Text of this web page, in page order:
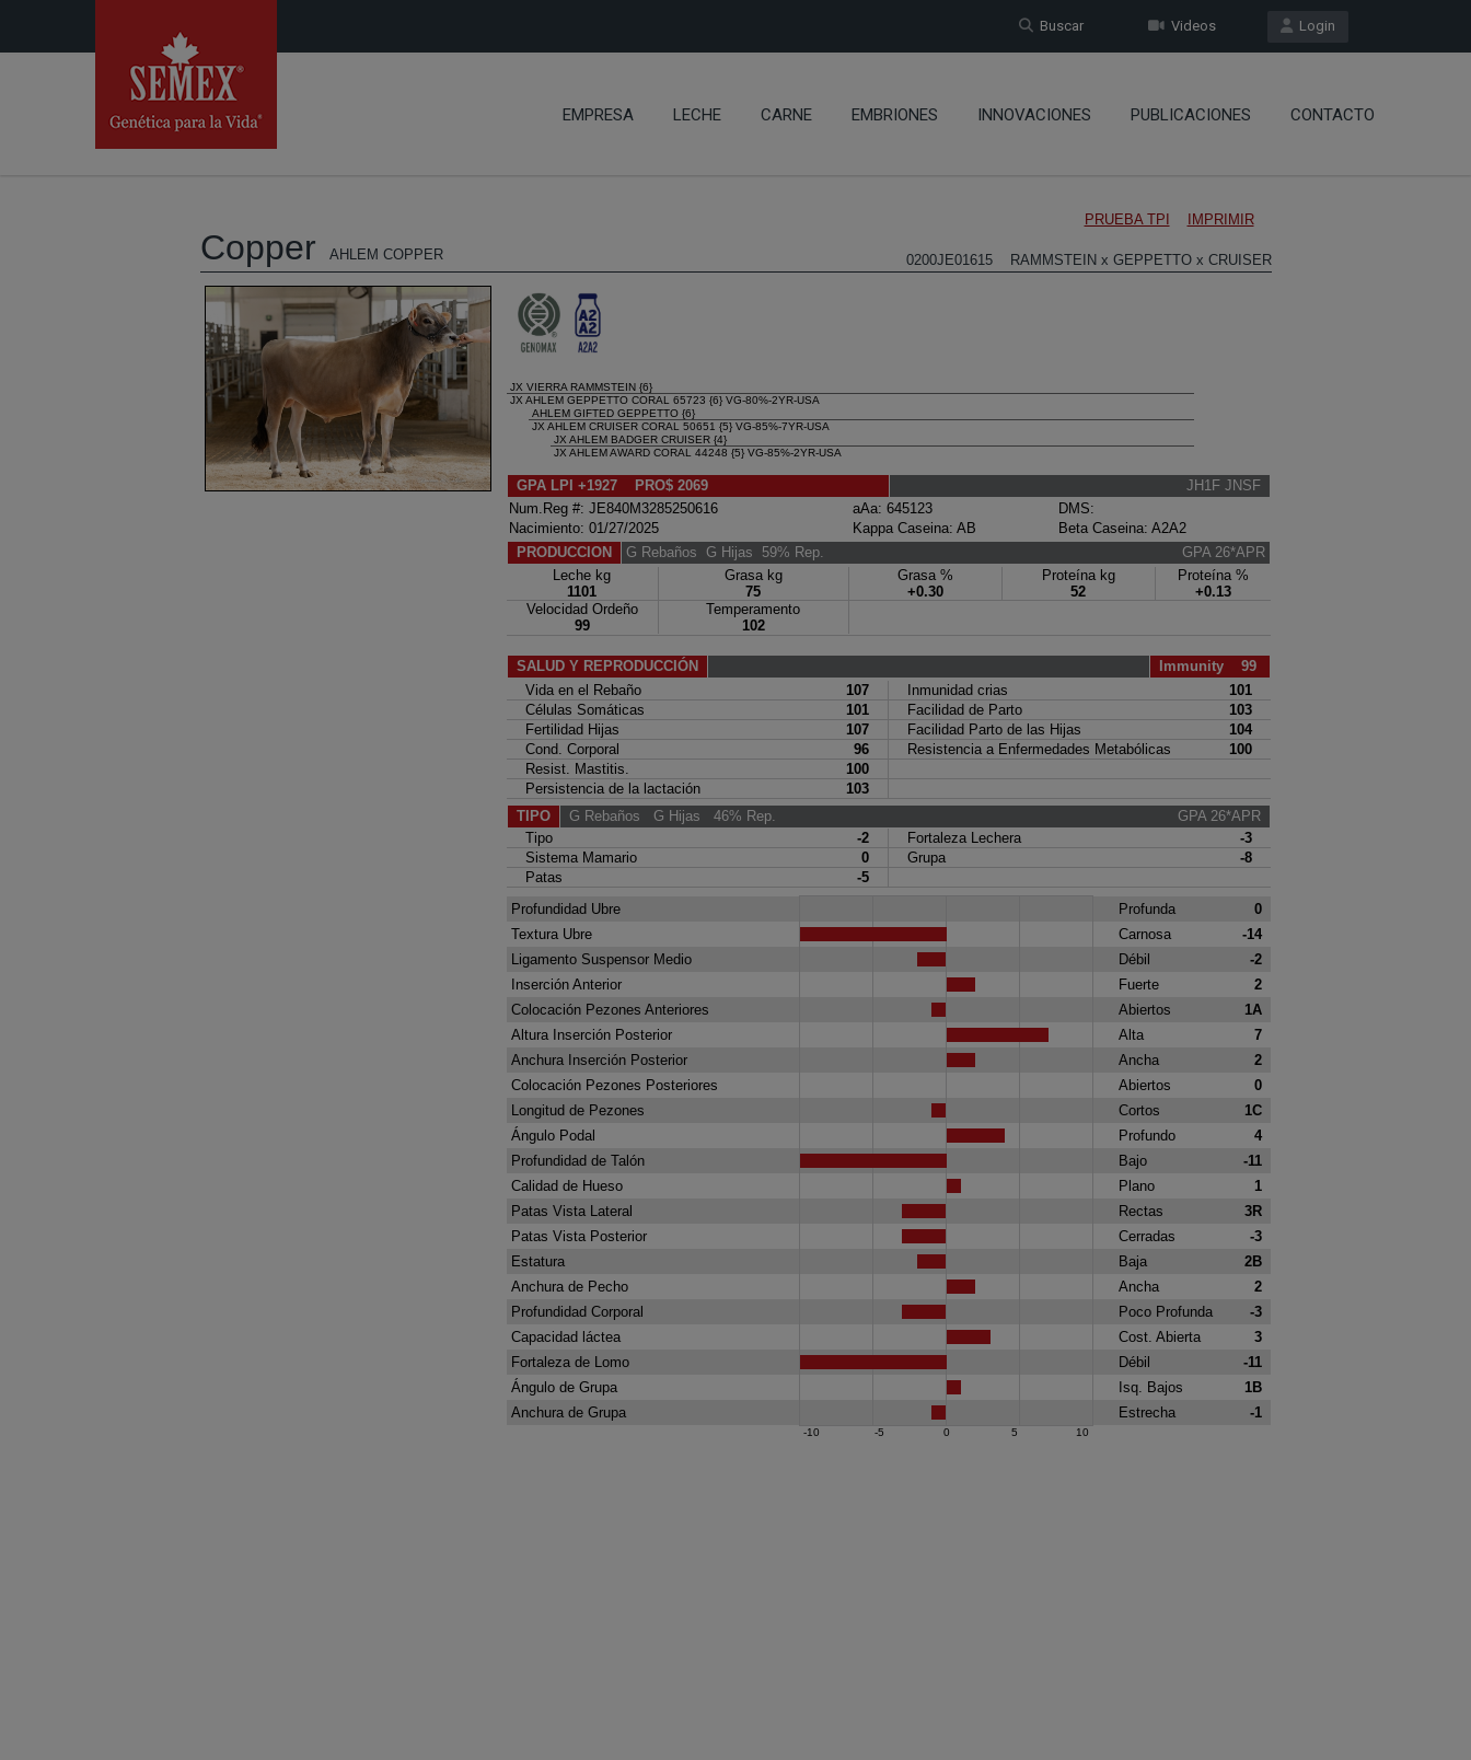
Login
Videos
Buscar
EMPRESA LECHE CARNE EMBRIONES INNOVACIONES PUBLICACIONES CONTACTO